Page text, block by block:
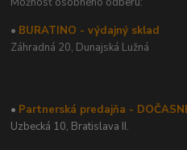
• BURATINO - výdajný sklad
Záhradná 20, Dunajská Lužná
• Partnerská predajňa -
Uzbecká 10, Bratislava II.